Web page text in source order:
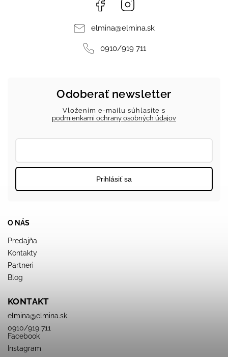
elmina@elmina.sk
0910/919 711
O NÁS
Predajňa
Kontakty
Partneri
Blog
KONTAKT
elmina@elmina.sk
0910/919 711
Facebook
Instagram
Odoberať newsletter
Vložením e-mailu súhlasíte s
podmienkami ochrany osobných údajov
Prihlásiť sa